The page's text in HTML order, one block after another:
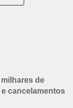
de
cancelamentos